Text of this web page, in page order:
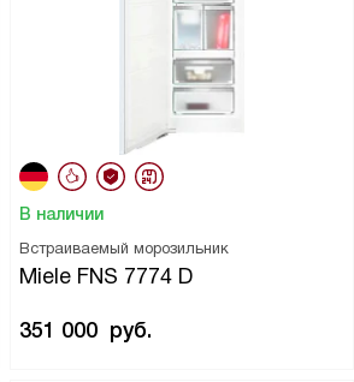
Встраиваемый морозильник
Miele FNS 7774 D
В наличии
351 000 руб.